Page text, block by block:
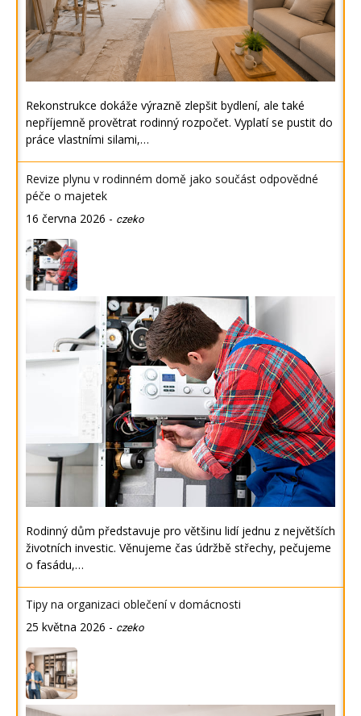
Rekonstrukce dokáže výrazně zlepšit bydlení, ale také
nepříjemně provětrat rodinný rozpočet. Vyplatí se pustit do
práce vlastními silami,…
Revize plynu v rodinném domě jako součást odpovědné
péče o majetek
16 června 2026 - czeko
Rodinný dům představuje pro většinu lidí jednu z největších
životních investic. Věnujeme čas údržbě střechy, pečujeme
o fasádu,…
Tipy na organizaci oblečení v domácnosti
25 května 2026 - czeko